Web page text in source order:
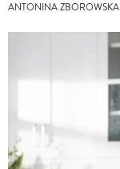
ANTONINA ZBOROWSKA